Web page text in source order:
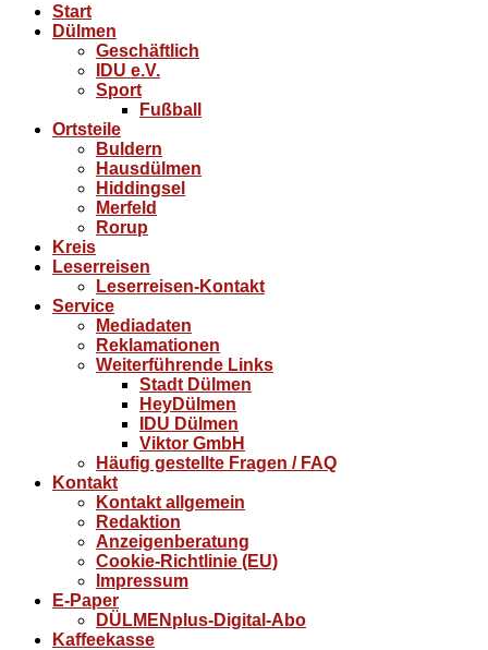
Start
Dülmen
Geschäftlich
IDU e.V.
Sport
Fußball
Ortsteile
Buldern
Hausdülmen
Hiddingsel
Merfeld
Rorup
Kreis
Leserreisen
Leserreisen-Kontakt
Service
Mediadaten
Reklamationen
Weiterführende Links
Stadt Dülmen
HeyDülmen
IDU Dülmen
Viktor GmbH
Häufig gestellte Fragen / FAQ
Kontakt
Kontakt allgemein
Redaktion
Anzeigenberatung
Cookie-Richtlinie (EU)
Impressum
E-Paper
DÜLMENplus-Digital-Abo
Kaffeekasse